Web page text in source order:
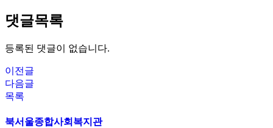
댓글목록
등록된 댓글이 없습니다.
이전글
다음글
목록
북서울종합사회복지관